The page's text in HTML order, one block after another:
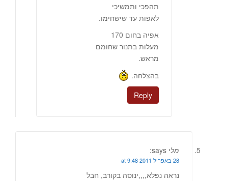
תהפכי ותמשיכי
לאפות עד שישחימו.
אפיה בחום 170
מעלות בתנור שחומם
מראש.
בהצלחה.
Reply
מלי says:
28 באפריל 2011 at 9:48
נראה נפלא,,,,ינוסה בקורב, חבל